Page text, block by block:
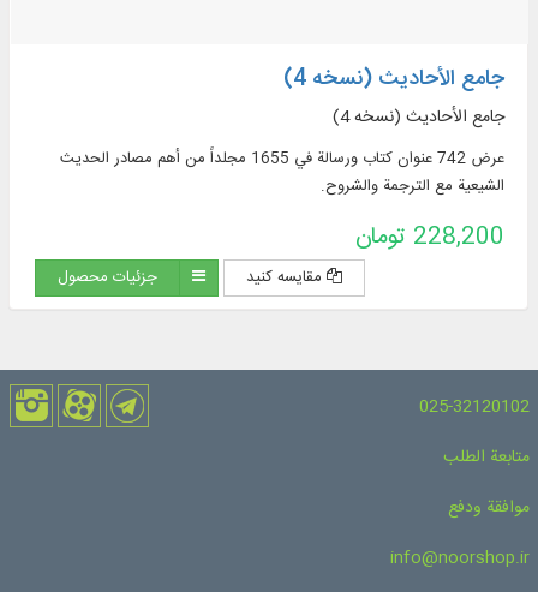
جامع الأحادیث (نسخه 4)
جامع الأحادیث (نسخه 4)
عرض 742 عنوان كتاب ورسالة في 1655 مجلداً من أهم مصادر الحديث
الشيعية مع الترجمة والشروح.
228,200 تومان
مقایسه کنید جزئیات محصول
025-32120102
متابعة الطلب
موافقة ودفع
info@noorshop.ir